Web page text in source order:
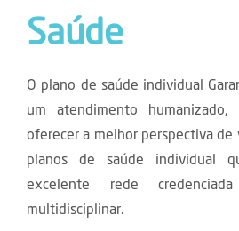
Saúde
O plano de saúde individual
um atendimento
oferecer a melhor perspectiva de
planos de saúde individual
excelente rede
multidisciplinar.